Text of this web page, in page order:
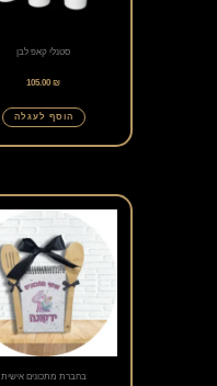
סטנלי קאפ לבן
105.00₪
הוסף לעגלה
בחברת מתכונים אישית